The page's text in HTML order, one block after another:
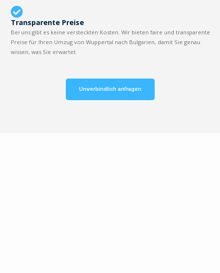
Transparente Preise
Bei uns gibt es keine versteckten Kosten. Wir bieten faire und transparente
Preise für Ihren Umzug von Wuppertal nach Bulgarien, damit Sie genau
wissen, was Sie erwartet.
Unverbindlich anfragen